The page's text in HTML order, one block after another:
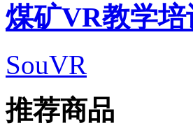
煤矿VR教学
SouVR
推荐商品